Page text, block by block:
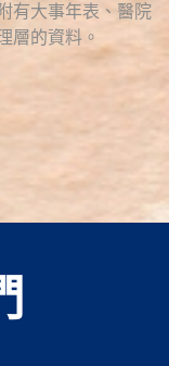
有大事年表、醫院
層的資料。